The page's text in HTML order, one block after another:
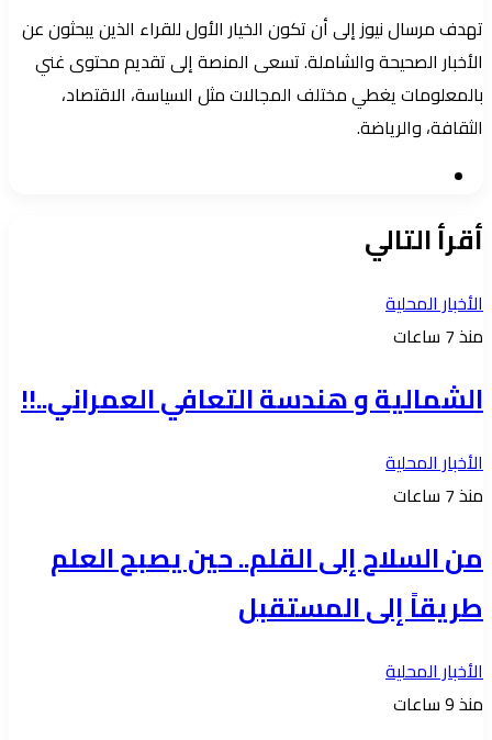
تهدف مرسال نيوز إلى أن تكون الخيار الأول للقراء الذين يبحثون عن
الأخبار الصحيحة والشاملة. تسعى المنصة إلى تقديم محتوى غني
بالمعلومات يغطي مختلف المجالات مثل السياسة، الاقتصاد،
الثقافة، والرياضة.
أقرأ التالي
الأخبار المحلية
منذ 7 ساعات
الشمالية و هندسة التعافي العمراني..!!
الأخبار المحلية
منذ 7 ساعات
من السلاح إلى القلم.. حين يصبح العلم
طريقاً إلى المستقبل
الأخبار المحلية
منذ 9 ساعات